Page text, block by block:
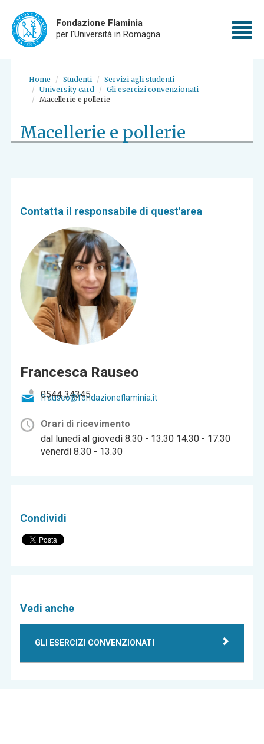
Fondazione Flaminia
per l'Università in Romagna
Home Studenti
Servizi agli studenti
University card
Gli esercizi convenzionati
Macellerie e pollerie
Macellerie e pollerie
Contatta il responsabile di quest'area
Francesca Rauseo
0544 34345
frauseo@fondazioneflaminia.it
Orari di ricevimento
dal lunedì al giovedì 8.30 - 13.30 14.30 - 17.30
venerdì 8.30 - 13.30
Condividi
Vedi anche
GLI ESERCIZI CONVENZIONATI